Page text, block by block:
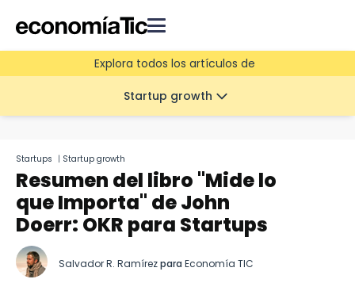
Explora todos los artículos de
Startup growth
Startups | Startup growth
Resumen del libro "Mide lo
que Importa" de John
Doerr: OKR para Startups
Salvador R. Ramírezpara Economía TIC